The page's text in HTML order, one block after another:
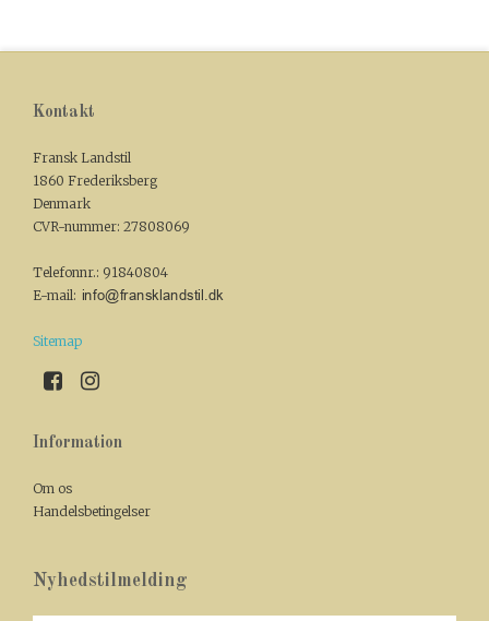
Kontakt
Fransk Landstil
1860 Frederiksberg
Denmark
CVR-nummer: 27808069
Telefonnr.: 91840804
E-mail :
Sitemap
Information
Om os
Handelsbetingelser
Nyhedstilmelding